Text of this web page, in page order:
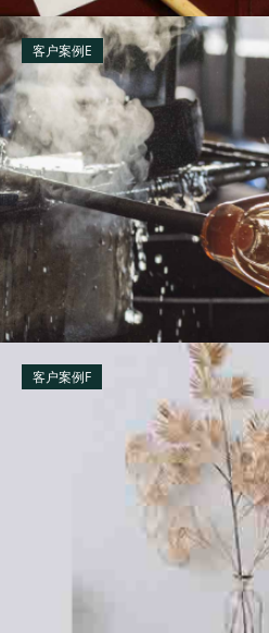
客户案例E
客户案例F